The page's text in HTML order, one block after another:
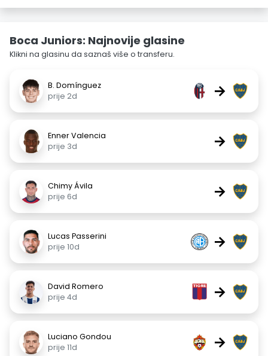
Boca Juniors: Najnovije glasine
Klikni na glasinu da saznaš više o transferu.
B. Domínguez
prije 2d
→
Enner Valencia
prije 3d
→
Chimy Ávila
prije 6d
→
Lucas Passerini
prije 10d
→
David Romero
prije 4d
→
Luciano Gondou
prije 11d
→